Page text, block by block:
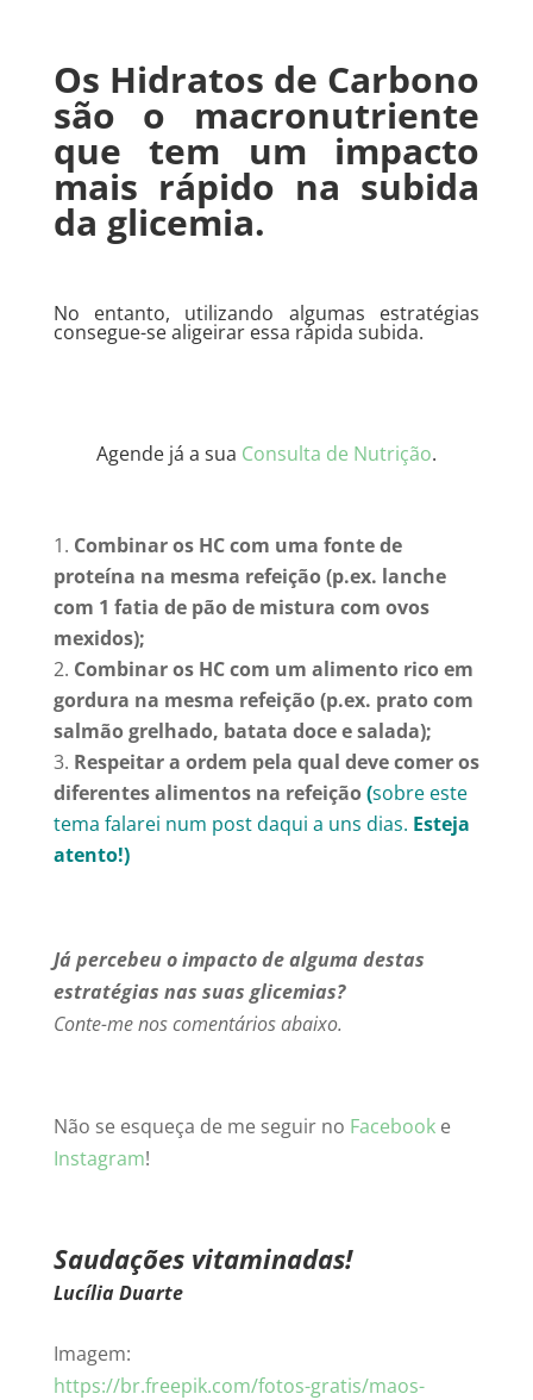
Os Hidratos de Carbono
são o macronutriente
que tem um impacto
mais rápido na subida
da glicemia.
No entanto, utilizando algumas estratégias
consegue-se aligeirar essa rápida subida.
Agende já a sua Consulta de Nutrição.
Combinar os HC com uma fonte de
proteína na mesma refeição (p.ex. lanche
com 1 fatia de pão de mistura com ovos
mexidos);
Combinar os HC com um alimento rico em
gordura na mesma refeição (p.ex. prato com
salmão grelhado, batata doce e salada);
Respeitar a ordem pela qual deve comer os
diferentes alimentos na refeição(sobre este
tema falarei num post daqui a uns dias. Esteja
atento!)
Já percebeu o impacto de alguma destas
estratégias nas suas glicemias?
Conte-me nos comentários abaixo.
Não se esqueça de me seguir no Facebooke
Instagram!
Saudações vitaminadas!
Lucília Duarte
Imagem:
https://br.freepik.com/fotos-gratis/maos-